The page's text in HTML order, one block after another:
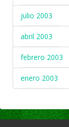
julio 2003
abril 2003
febrero 2003
enero 2003